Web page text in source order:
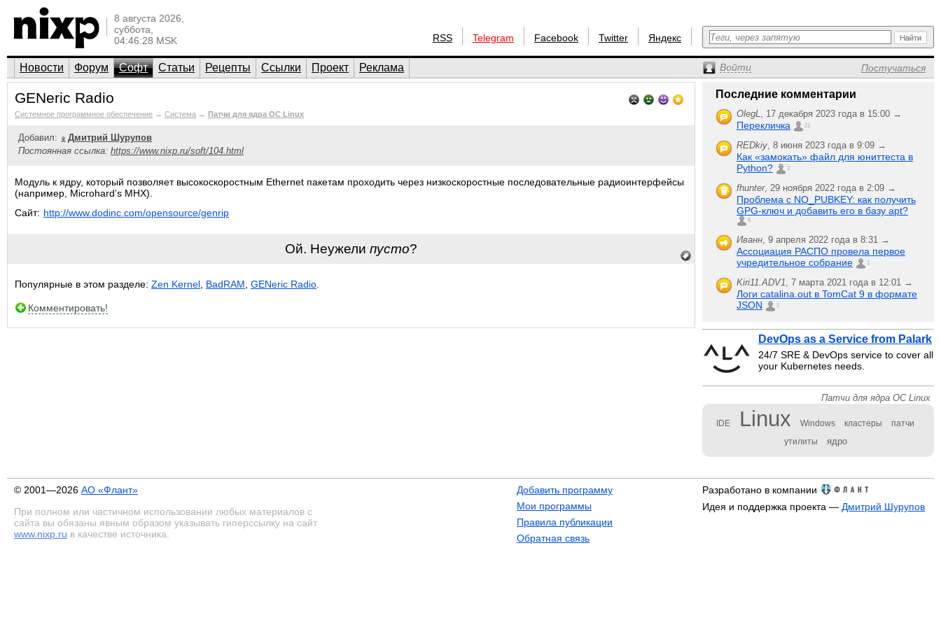
8 августа 2026,
суббота,
04:46:28 MSK
RSS Telegram Facebook Twitter Яндекс
Новости Форум Софт Статьи Рецепты Ссылки Проект Реклама Войти Постучаться
GENeric Radio
Системное программное обеспечение → Система → Патчи для ядра ОС Linux
Добавил:
Дмитрий Шурупов
Постоянная ссылка: https://www.nixp.ru/soft/104.html
Модуль к ядру, который позволяет высокоскоростным Ethernet пакетам проходить через низкоскоростные последовательные радиоинтерфейсы
(например, Microhard’s MHX).
Сайт: http://www.dodinc.com/opensource/genrip
Ой. Неужели пусто?
Популярные в этом разделе: Zen Kernel BadRAM GENeric Radio
Комментировать!
Последние комментарии
OlegL, 17 декабря 2023 года в 15:00 →
Перекличка 21
REDkiy, 8 июня 2023 года в 9:09 →
Как «замокать» файл для юниттеста в
Python?
2
fhunter, 29 ноября 2022 года в 2:09 →
Проблема с NO_PUBKEY: как получить
GPG-ключ и добавить его в базу apt?
6
Иванн, 9 апреля 2022 года в 8:31 →
Ассоциация РАСПО провела первое
учредительное собрание
1
Kiri11.ADV1, 7 марта 2021 года в 12:01 →
Логи catalina.out в TomCat 9 в формате
JSON
1
DevOps as a Service from Palark
24/7 SRE & DevOps service to cover all
your Kubernetes needs.
Патчи для ядра ОС Linux
IDE Linux Windows кластеры патчи
утилиты ядро
© 2001—2026 АО «Флант»
При полном или частичном использовании любых материалов с
сайта вы обязаны явным образом указывать гиперссылку на сайт
www.nixp.ru в качестве источника.
Добавить программу
Мои программы
Правила публикации
Обратная связь
Разработано в компании
Идея и поддержка проекта — Дмитрий Шурупов